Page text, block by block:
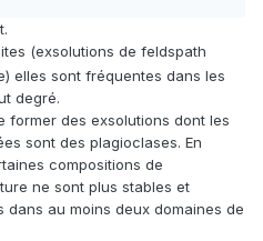
(exsolutions de feldspath
elles sont fréquentes dans les
degré.
former des exsolutions dont les
sont des plagioclases. En
compositions de
ne sont plus stables et
au moins deux domaines de